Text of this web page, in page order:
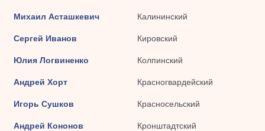
Михаил Асташкевич Калининский
Сергей Иванов Кировский
Юлия Логвиненко Колпинский
Андрей Хорт Красногвардейский
Игорь Сушков Красносельский
Андрей Кононов Кронштадтский